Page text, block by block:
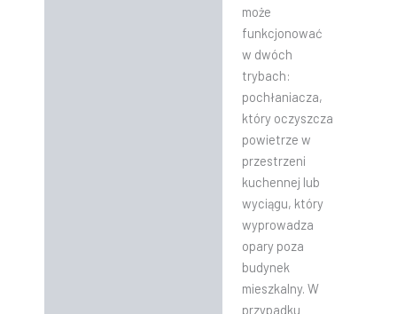
może
funkcjonować
w dwóch
trybach:
pochłaniacza,
który oczyszcza
powietrze w
przestrzeni
kuchennej lub
wyciągu, który
wyprowadza
opary poza
budynek
mieszkalny. W
przypadku